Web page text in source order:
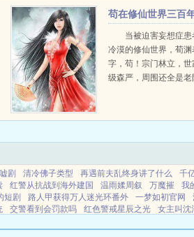
苟在修仙世界三百
然发现自己是最强
当被迫害妄想症
冷漠的修仙世界，荀渊
字，苟！宗门林立，
级森严，周围还全是
全套的技能点，立志
嘘剧 清冷佛子类型 再遇前夫乱终身讲了什么 千
红警从抗战到海外建国 温雨媃周叙 万魔摧 我
短剧 路人甲获得万人迷光环番外 一梦如初官网
交警看到会罚款吗 红色警戒星辰之光 女主叫沈
舟AI短剧全集免费观看 表妹毁号案详情 嘘呵